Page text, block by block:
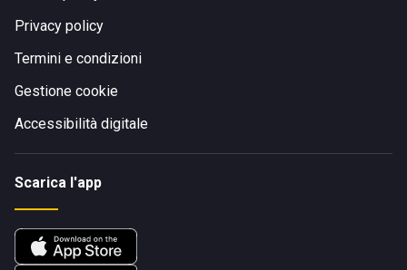
Privacy policy
Termini e condizioni
Gestione cookie
Accessibilità digitale
Scarica l'app